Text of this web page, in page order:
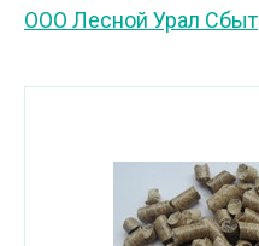
ООО Лесной Урал Сбыт